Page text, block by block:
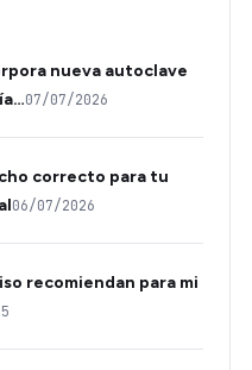
nueva autoclave
07/07/2026
correcto para tu
06/07/2026
recomiendan para mi